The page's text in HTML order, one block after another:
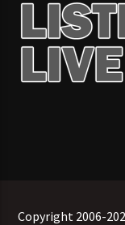
Copyright 2006-